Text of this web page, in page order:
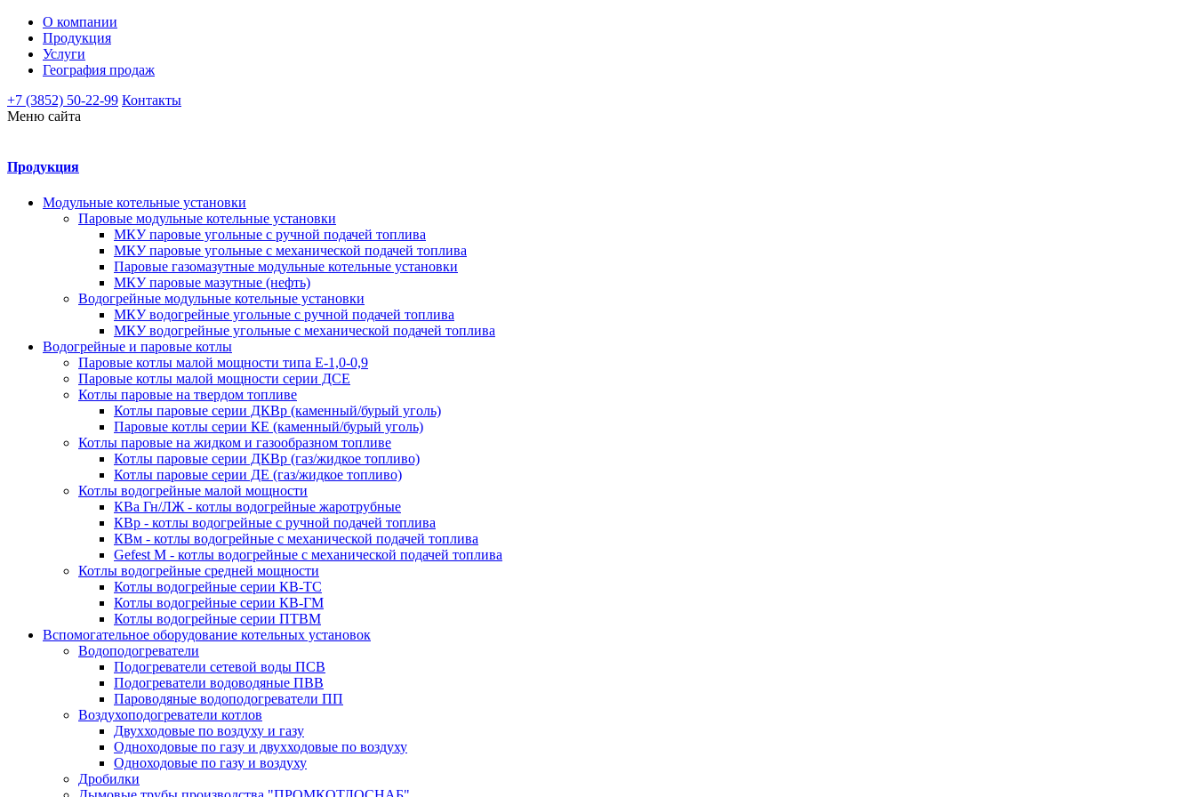
О компании
Продукция
Услуги
География продаж
+7 (3852) 50-22-99 Контакты
Меню сайта
Продукция
Модульные котельные установки
Паровые модульные котельные установки
МКУ паровые угольные с ручной подачей топлива
МКУ паровые угольные с механической подачей топлива
Паровые газомазутные модульные котельные установки
МКУ паровые мазутные (нефть)
Водогрейные модульные котельные установки
МКУ водогрейные угольные с ручной подачей топлива
МКУ водогрейные угольные с механической подачей топлива
Водогрейные и паровые котлы
Паровые котлы малой мощности типа Е-1,0-0,9
Паровые котлы малой мощности серии ДСЕ
Котлы паровые на твердом топливе
Котлы паровые серии ДКВр (каменный/бурый уголь)
Паровые котлы серии КЕ (каменный/бурый уголь)
Котлы паровые на жидком и газообразном топливе
Котлы паровые серии ДКВр (газ/жидкое топливо)
Котлы паровые серии ДЕ (газ/жидкое топливо)
Котлы водогрейные малой мощности
КВа Гн/ЛЖ - котлы водогрейные жаротрубные
КВр - котлы водогрейные с ручной подачей топлива
КВм - котлы водогрейные с механической подачей топлива
Gefest M - котлы водогрейные с механической подачей топлива
Котлы водогрейные средней мощности
Котлы водогрейные серии КВ-ТС
Котлы водогрейные серии КВ-ГМ
Котлы водогрейные серии ПТВМ
Вспомогательное оборудование котельных установок
Водоподогреватели
Подогреватели сетевой воды ПСВ
Подогреватели водоводяные ПВВ
Пароводяные водоподогреватели ПП
Воздухоподогреватели котлов
Двухходовые по воздуху и газу
Одноходовые по газу и двухходовые по воздуху
Одноходовые по газу и воздуху
Дробилки